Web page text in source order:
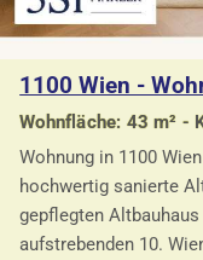
1100 Wien -
Wohnfläche: 43 m² -
Wohnung in 1100
hochwertig sanierte
gepflegten
aufstrebenden 10.